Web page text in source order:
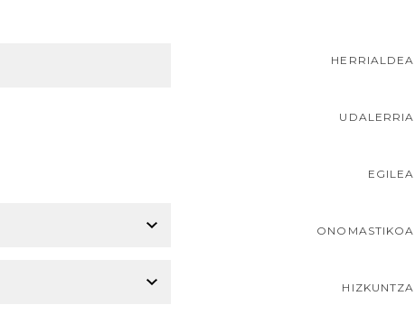
HERRIALDEA
UDALERRIA
EGILEA
ONOMASTIKOA
HIZKUNTZA